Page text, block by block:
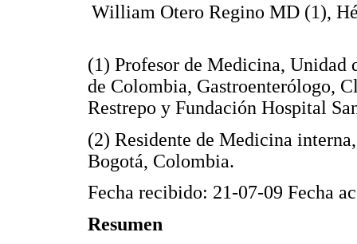
William Otero Regino MD (1),
(1) Profesor de Medicina, Unidad
de Colombia, Gastroenterólogo,
Restrepo y Fundación Hospital
(2) Residente de Medicina
Bogotá, Colombia.
Fecha recibido: 21-07-09 Fecha
Resumen